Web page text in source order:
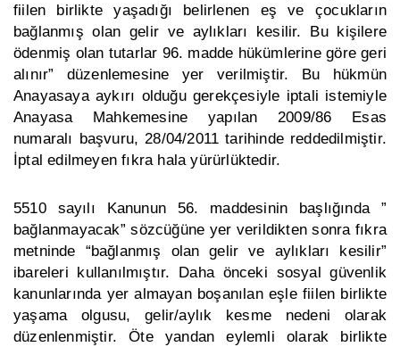
fiilen birlikte yaşadığı belirlenen eş ve çocukların
bağlanmış olan gelir ve aylıkları kesilir. Bu kişilere
ödenmiş olan tutarlar 96. madde hükümlerine göre geri
alınır” düzenlemesine yer verilmiştir. Bu hükmün
Anayasaya aykırı olduğu gerekçesiyle iptali istemiyle
Anayasa Mahkemesine yapılan 2009/86 Esas
numaralı başvuru, 28/04/2011 tarihinde reddedilmiştir.
İptal edilmeyen fıkra hala yürürlüktedir.
5510 sayılı Kanunun 56. maddesinin başlığında ”
bağlanmayacak” sözcüğüne yer verildikten sonra fıkra
metninde “bağlanmış olan gelir ve aylıkları kesilir”
ibareleri kullanılmıştır. Daha önceki sosyal güvenlik
kanunlarında yer almayan boşanılan eşle fiilen birlikte
yaşama olgusu, gelir/aylık kesme nedeni olarak
düzenlenmiştir. Öte yandan eylemli olarak birlikte